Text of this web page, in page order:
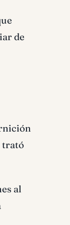
de
trató
al